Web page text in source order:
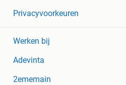
Privacyvoorkeuren
Werken bij
Adevinta
2ememain